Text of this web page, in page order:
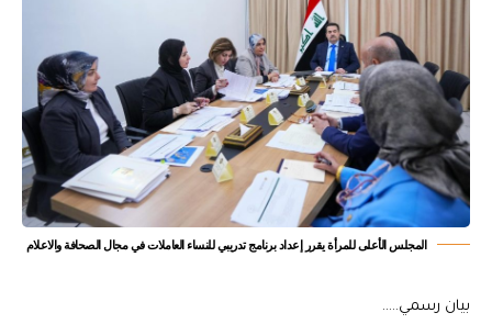
المجلس الأعلى للمرأة يقرر إعداد برنامج تدريبي للنساء العاملات في مجال الصحافة والاعلام
بيان رسمي…..